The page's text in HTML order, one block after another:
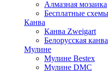
Алмазная мозаика
Бесплатные
Канва
Канва Zweigart
Белорусская канва
Мулине
Мулине Bestex
Мулине DMC